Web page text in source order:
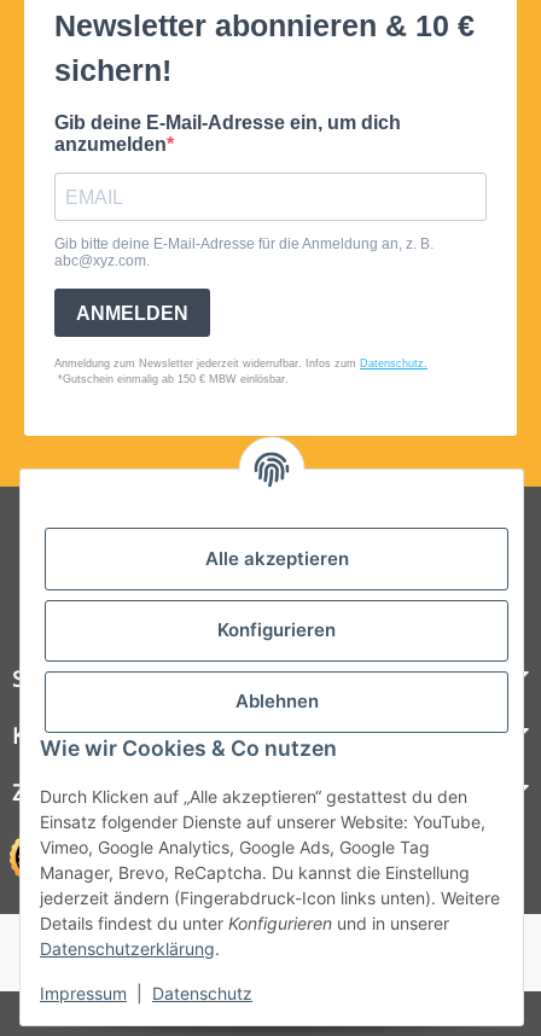
Alle akzeptieren
Konfigurieren
Ablehnen
Wie wir Cookies & Co nutzen
Durch Klicken auf „Alle akzeptieren“ gestattest du den
Einsatz folgender Dienste auf unserer Website: YouTube,
Vimeo, Google Analytics, Google Ads, Google Tag
Manager, Brevo, ReCaptcha. Du kannst die Einstellung
jederzeit ändern (Fingerabdruck-Icon links unten). Weitere
Details findest du unter Konfigurieren und in unserer
Datenschutzerklärung.
Impressum Datenschutz
Folgt uns auf Social Media
Steelboxx
Kundenservice
Zahlungsmöglichkeiten
© 1964 - 2026 Lüllmann GmbH